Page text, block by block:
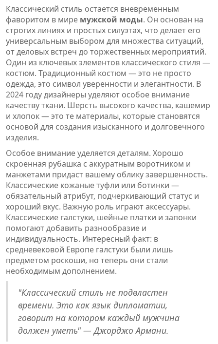
Классический стиль остается вневременным
фаворитом в мире мужской моды. Он основан на
строгих линиях и простых силуэтах, что делает его
универсальным выбором для множества ситуаций,
от деловых встреч до торжественных мероприятий.
Один из ключевых элементов классического стиля —
костюм. Традиционный костюм — это не просто
одежда, это символ уверенности и элегантности. В
2024 году дизайнеры уделяют особое внимание
качеству ткани. Шерсть высокого качества, кашемир
и хлопок — это те материалы, которые становятся
основой для создания изысканного и долговечного
изделия.
Особое внимание уделяется деталям. Хорошо
скроенная рубашка с аккуратным воротником и
манжетами придаст вашему облику завершенность.
Классические кожаные туфли или ботинки —
обязательный атрибут, подчеркивающий статус и
хороший вкус. Важную роль играют аксессуары.
Классические галстуки, шейные платки и запонки
помогают добавить разнообразие и
индивидуальность. Интересный факт: в
средневековой Европе галстуки были лишь
предметом роскоши, но теперь они стали
необходимым дополнением.
"Классический стиль не подвластен
времени. Это как язык дипломатии,
говорит на котором каждый мужчина
должен уметь" — Джорджо Армани.